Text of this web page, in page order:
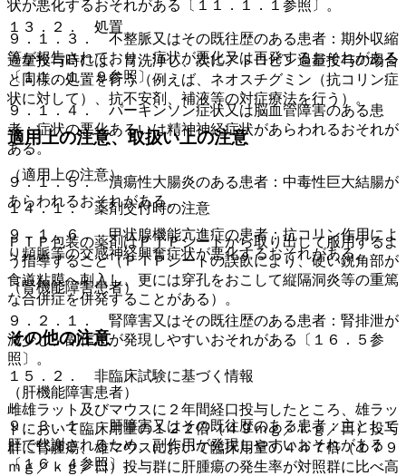
１３．２． 処置
過量投与時には、胃洗浄し、次にアトロピン過量投与の場合
と同様の処置を行う（例えば、ネオスチグミン（抗コリン症
状に対して）、抗不安剤、補液等の対症療法を行う）。
適用上の注意、取扱い上の注意
（適用上の注意）
１４．１． 薬剤交付時の注意
ＰＴＰ包装の薬剤はＰＴＰシートから取り出して服用するよ
う指導すること（ＰＴＰシートの誤飲により、硬い鋭角部が
食道粘膜へ刺入し、更には穿孔をおこして縦隔洞炎等の重篤
な合併症を併発することがある）。
その他の注意
１５．２． 非臨床試験に基づく情報
雌雄ラット及びマウスに２年間経口投与したところ、雄ラッ
トにおいて臨床用量の１２２倍（４９ｍｇ／ｋｇ／日）投与
群に腎腫瘍、雄マウスにおいて臨床用量の４４７倍（１７９
ｍｇ／ｋｇ／日）投与群に肝腫瘍の発生率が対照群に比べ高
状が悪化するおそれがある〔１１．１．１参照〕。
９．１．３． 不整脈又はその既往歴のある患者：期外収縮
等が報告されており、症状が悪化又は再発するおそれがある
〔１１．１．９参照〕。
９．１．４． パーキンソン症状又は脳血管障害のある患
者：症状の悪化あるいは精神神経症状があらわれるおそれが
ある。
９．１．５． 潰瘍性大腸炎のある患者：中毒性巨大結腸が
あらわれるおそれがある。
９．１．６． 甲状腺機能亢進症の患者：抗コリン作用によ
り頻脈等の交感神経興奮症状が悪化するおそれがある。
（腎機能障害患者）
９．２．１． 腎障害又はその既往歴のある患者：腎排泄が
減少し、副作用が発現しやすいおそれがある〔１６．５参
照〕。
（肝機能障害患者）
９．３．１． 肝障害又はその既往歴のある患者：主として
肝で代謝されるため、副作用が発現しやすいおそれがある
〔１６．４参照〕。